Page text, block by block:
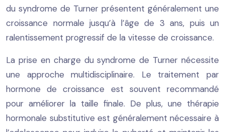
du syndrome de Turner présentent généralement une
croissance normale jusqu’à l’âge de 3 ans, puis un
ralentissement progressif de la vitesse de croissance.
La prise en charge du syndrome de Turner nécessite
une approche multidisciplinaire. Le traitement par
hormone de croissance est souvent recommandé
pour améliorer la taille finale. De plus, une thérapie
hormonale substitutive est généralement nécessaire à